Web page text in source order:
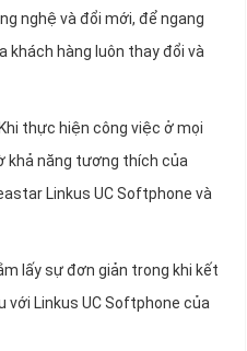
nghệ và đổi mới, để ngang
khách hàng luôn thay đổi và
thực hiện công việc ở mọi
khả năng tương thích của
Linkus UC Softphone và
lấy sự đơn giản trong khi kết
Linkus UC Softphone của